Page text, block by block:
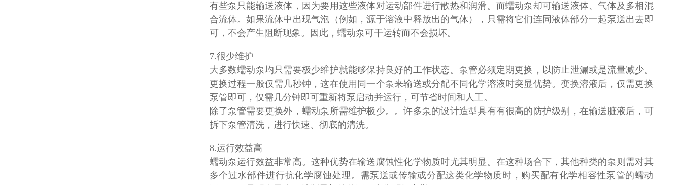
有些泵只能输送液体，因为要用这些液体对运动部件进行散热和润滑。而蠕动泵却可输送液体、气体及多相混
合流体。如果流体中出现气泡（例如，源于溶液中释放出的气体），只需将它们连同液体部分一起泵送出去即
可，不会产生阻断现象。因此，蠕动泵可干运转而不会损坏。
7.很少维护
大多数蠕动泵均只需要极少维护就能够保持良好的工作状态。泵管必须定期更换，以防止泄漏或是流量减少。
更换过程一般仅需几秒钟，这在使用同一个泵来输送或分配不同化学溶液时突显优势。变换溶液后，仅需更换
泵管即可，仅需几分钟即可重新将泵启动并运行，可节省时间和人工。
除了泵管需要更换外，蠕动泵所需维护极少。。许多泵的设计造型具有有很高的防护级别，在输送脏液后，可
拆下泵管清洗，进行快速、彻底的清洗。
8.运行效益高
蠕动泵运行效益非常高。这种优势在输送腐蚀性化学物质时尤其明显。在这种场合下，其他种类的泵则需对其
多个过水部件进行抗化学腐蚀处理。需泵送或传输或分配这类化学物质时，购买配有化学相容性泵管的蠕动